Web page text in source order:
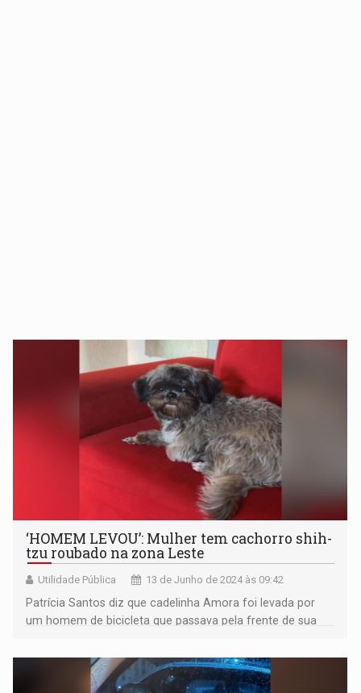
‘HOMEM LEVOU’: Mulher tem cachorro shih-
tzu roubado na zona Leste
Utilidade Pública 13 de Junho de 2024 às 09:42
Patrícia Santos diz que cadelinha Amora foi levada por
um homem de bicicleta que passava pela frente de sua